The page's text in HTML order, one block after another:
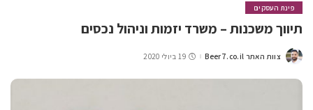
פינת העסקים
תיווך משכנות – משרד יזמות וניהול נכסים
צוות האתר Beer7.co.il 19 ביולי 2020